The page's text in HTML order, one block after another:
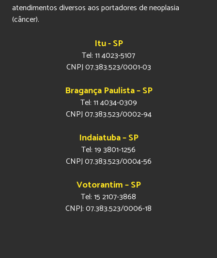
atendimentos diversos aos portadores de neoplasia
(câncer).
Itu - SP
Tel: 11 4023-5107
CNPJ 07.383.523/0001-03
Bragança Paulista – SP
Tel: 11 4034-0309
CNPJ 07.383.523/0002-94
Indaiatuba – SP
Tel: 19 3801-1256
CNPJ 07.383.523/0004-56
Votorantim – SP
Tel: 15 2107-3868
CNPJ: 07.383.523/0006-18